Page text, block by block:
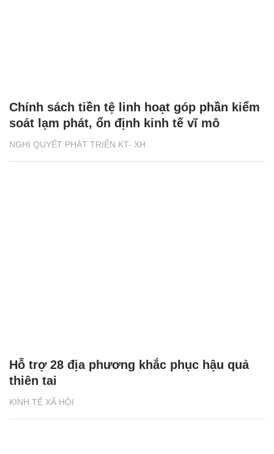
NGHỊ QUYẾT PHÁT TRIỂN KT- XH
Chính sách tiền tệ linh hoạt góp phần kiểm
soát lạm phát, ổn định kinh tế vĩ mô
KINH TẾ XÃ HỘI
Hỗ trợ 28 địa phương khắc phục hậu quả
thiên tai